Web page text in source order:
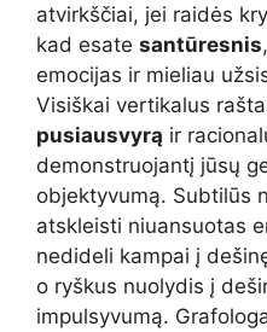
atvirkščiai, jei raidės
kad esate santūresnis
emocijas ir mieliau
Visiškai vertikalus
pusiausvyrą ir
demonstruojantį jūsų
objektyvumą. Subtilūs
atskleisti niuansuotas
nedideli kampai į
o ryškus nuolydis į
impulsyvumą.